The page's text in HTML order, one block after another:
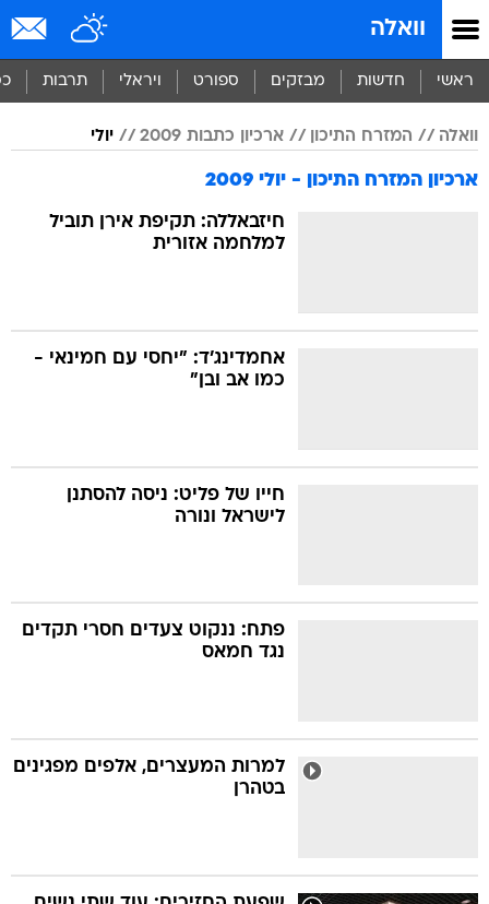
וואלה
ראשי חדשות מבזקים ספורט ויראלי תרבות
וואלה המזרח התיכון ארכיון כתבות 2009 יולי
ארכיון המזרח התיכון - יולי 2009
חיזבאללה: תקיפת אירן תוביל
למלחמה אזורית
אחמדינג'ד: "יחסי עם חמינאי -
כמו אב ובן"
חייו של פליט: ניסה להסתנן
לישראל ונורה
פתח: ננקוט צעדים חסרי תקדים
נגד חמאס
למרות המעצרים, אלפים מפגינים
בטהרן